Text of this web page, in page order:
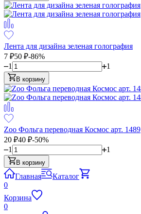
Лента для дизайна зеленая голография
7 ₽50 ₽-86%
1
1
В корзину
Zoo Фольга переводная Космос арт. 1489
20 ₽40 ₽-50%
1
1
В корзину
Главная
Каталог
0
Корзина
0